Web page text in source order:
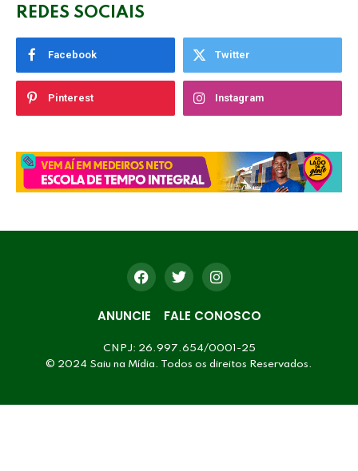
REDES SOCIAIS
Facebook Twitter
Pinterest Instagram
ANUNCIE FALE CONOSCO
CNPJ: 26.997.654/0001-25
© 2024 Saiu na Mídia. Todos os direitos Reservados.